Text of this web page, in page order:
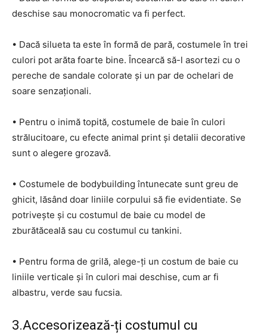
deschise sau monocromatic va fi perfect.
• Dacă silueta ta este în formă de pară, costumele în trei
culori pot arăta foarte bine. Încearcă să-l asortezi cu o
pereche de sandale colorate și un par de ochelari de
soare senzaționali.
• Pentru o inimă topită, costumele de baie în culori
strălucitoare, cu efecte animal print și detalii decorative
sunt o alegere grozavă.
• Costumele de bodybuilding întunecate sunt greu de
ghicit, lăsând doar liniile corpului să fie evidentiate. Se
potrivește și cu costumul de baie cu model de
zburătăceală sau cu costumul cu tankini.
• Pentru forma de grilă, alege-ți un costum de baie cu
liniile verticale și în culori mai deschise, cum ar fi
albastru, verde sau fucsia.
3.Accesorizează-ți costumul cu